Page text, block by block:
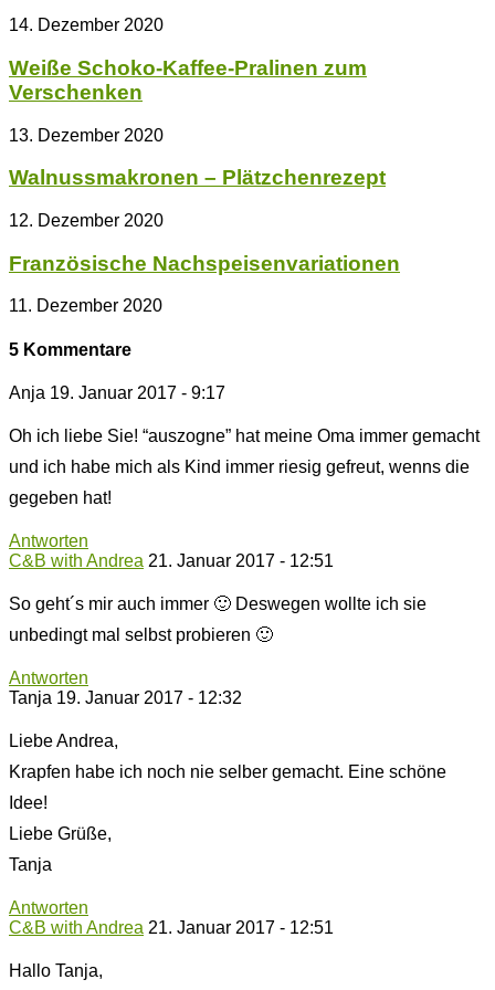
14. Dezember 2020
Weiße Schoko-Kaffee-Pralinen zum
Verschenken
13. Dezember 2020
Walnussmakronen – Plätzchenrezept
12. Dezember 2020
Französische Nachspeisenvariationen
11. Dezember 2020
5 Kommentare
Anja 19. Januar 2017 - 9:17
Oh ich liebe Sie! “auszogne” hat meine Oma immer gemacht
und ich habe mich als Kind immer riesig gefreut, wenns die
gegeben hat!
Antworten
C&B with Andrea 21. Januar 2017 - 12:51
So geht´s mir auch immer 🙂 Deswegen wollte ich sie
unbedingt mal selbst probieren 🙂
Antworten
Tanja 19. Januar 2017 - 12:32
Liebe Andrea,
Krapfen habe ich noch nie selber gemacht. Eine schöne
Idee!
Liebe Grüße,
Tanja
Antworten
C&B with Andrea 21. Januar 2017 - 12:51
Hallo Tanja,